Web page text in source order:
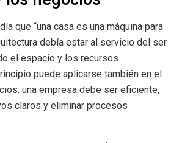
que “una casa es una máquina para
debía estar al servicio del ser
el espacio y los recursos
puede aplicarse también en el
una empresa debe ser eficiente,
claros y eliminar procesos